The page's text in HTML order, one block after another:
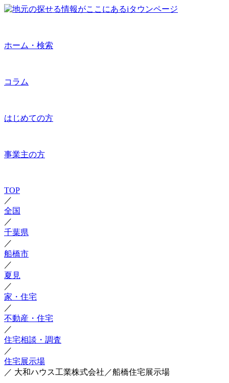
ホーム・検索
コラム
はじめての方
事業主の方
TOP
／
全国
／
千葉県
／
船橋市
／
夏見
／
家・住宅
／
不動産・住宅
／
住宅相談・調査
／
住宅展示場
／ 大和ハウス工業株式会社／船橋住宅展示場